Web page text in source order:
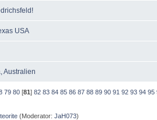
USA
Australien
79 80 [81]82 83 84 85 86 87 88 89 90 91 92 93 94 95
(Moderator: JaH073)